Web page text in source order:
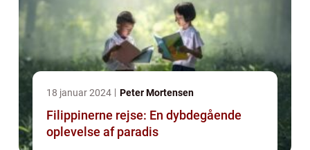
18 januar 2024 Peter Mortensen
Filippinerne rejse: En dybdegående
oplevelse af paradis